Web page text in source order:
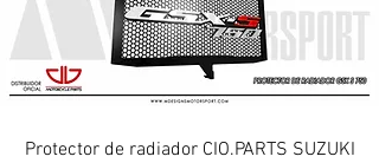
Protector de radiador CIO.PARTS SUZUKI